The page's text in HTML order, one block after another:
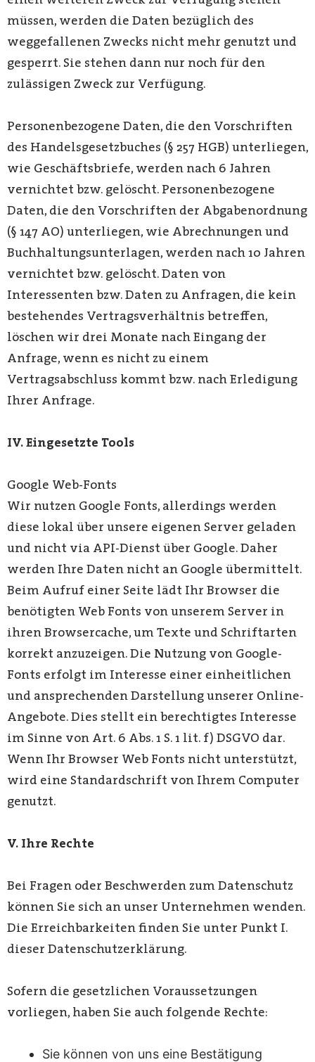
müssen, werden die Daten bezüglich des
weggefallenen Zwecks nicht mehr genutzt und
gesperrt. Sie stehen dann nur noch für den
zulässigen Zweck zur Verfügung.
Personenbezogene Daten, die den Vorschriften
des Handelsgesetzbuches (§ 257 HGB) unterliegen,
wie Geschäftsbriefe, werden nach 6 Jahren
vernichtet bzw. gelöscht. Personenbezogene
Daten, die den Vorschriften der Abgabenordnung
(§ 147 AO) unterliegen, wie Abrechnungen und
Buchhaltungsunterlagen, werden nach 10 Jahren
vernichtet bzw. gelöscht. Daten von
Interessenten bzw. Daten zu Anfragen, die kein
bestehendes Vertragsverhältnis betreffen,
löschen wir drei Monate nach Eingang der
Anfrage, wenn es nicht zu einem
Vertragsabschluss kommt bzw. nach Erledigung
Ihrer Anfrage.
IV. Eingesetzte Tools
Google Web-Fonts
Wir nutzen Google Fonts, allerdings werden
diese lokal über unsere eigenen Server geladen
und nicht via API-Dienst über Google. Daher
werden Ihre Daten nicht an Google übermittelt.
Beim Aufruf einer Seite lädt Ihr Browser die
benötigten Web Fonts von unserem Server in
ihren Browsercache, um Texte und Schriftarten
korrekt anzuzeigen. Die Nutzung von Google-
Fonts erfolgt im Interesse einer einheitlichen
und ansprechenden Darstellung unserer Online-
Angebote. Dies stellt ein berechtigtes Interesse
im Sinne von Art. 6 Abs. 1 S. 1 lit. f) DSGVO dar.
Wenn Ihr Browser Web Fonts nicht unterstützt,
wird eine Standardschrift von Ihrem Computer
genutzt.
V. Ihre Rechte
Bei Fragen oder Beschwerden zum Datenschutz
können Sie sich an unser Unternehmen wenden.
Die Erreichbarkeiten finden Sie unter Punkt I.
dieser Datenschutzerklärung.
Sofern die gesetzlichen Voraussetzungen
vorliegen, haben Sie auch folgende Rechte:
Sie können von uns eine Bestätigung